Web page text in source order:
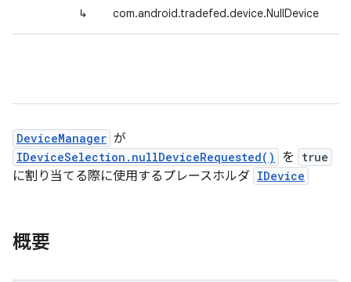
↳ com.android.tradefed.device.NullDevice
DeviceManager が
IDeviceSelection.nullDeviceRequested() を true
に割り当てる際に使用するプレースホルダ IDevice
概要